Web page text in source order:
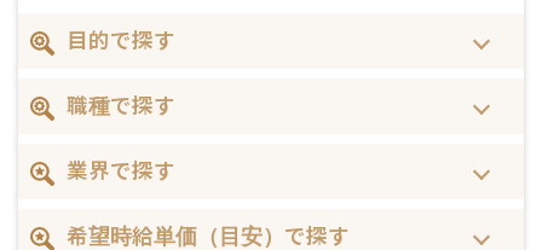
目的で探す
職種で探す
業界で探す
希望時給単価（目安）で探す